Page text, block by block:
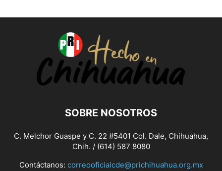
SOBRE NOSOTROS
C. Melchor Guaspe y C. 22 #5401 Col. Dale, Chihuahua,
Chih. / (614) 587 8080
Contáctanos: correooficialcde@prichihuahua.org.mx